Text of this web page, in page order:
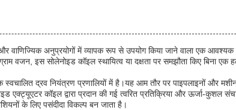
वाणिज्यिक अनुप्रयोगों में व्यापक रूप से उपयोग किया जाने वाला एक
वजन, इस सोलेनोइड कॉइल स्थायित्व या दक्षता पर समझौता किए बिना
द्रव नियंत्रण प्रणालियों में है।यह आम तौर पर पाइपलाइनों और
एक्ट्यूएटर कॉइल द्वारा प्रदान की गई त्वरित प्रतिक्रिया और ऊर्जा-
के लिए पसंदीदा विकल्प बन जाता है।